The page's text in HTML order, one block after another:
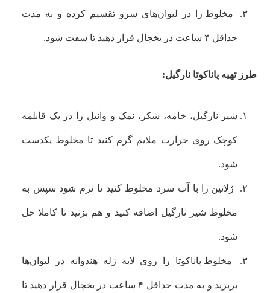
مخلوط را در لیوان‌های سرو تقسیم کرده و به مدت
حداقل ۴ ساعت در یخچال قرار دهید تا سفت شود.
طرز تهیه پاناکوتا نارگیل:
شیر نارگیل، خامه، شکر، نمک و وانیل را در یک قابلمه
کوچک روی حرارت ملایم گرم کنید تا مخلوط یکدست
شود.
ژلاتین را با آب سرد مخلوط کنید تا نرم شود سپس به
مخلوط شیر نارگیل اضافه کنید و هم بزنید تا کاملا حل
شود.
مخلوط پاناکوتا را روی لایه ژله هندوانه در لیوان‌ها
بریزید و به مدت حداقل ۴ ساعت در یخچال قرار دهید تا